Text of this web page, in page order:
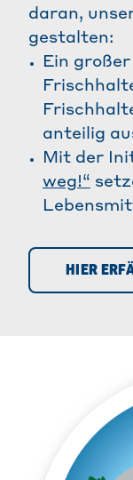
daran,
gestalten:
Ein
anteilig
Mit der
weg!“
HIER